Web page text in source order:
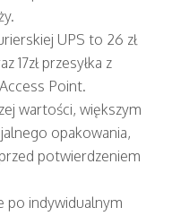
UPS to 26 zł
17zł przesyłka z
Point.
wartości, większym
opakowania,
potwierdzeniem
po indywidualnym